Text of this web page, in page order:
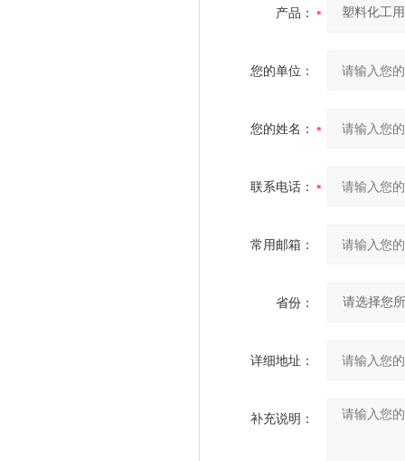
产品：
您的单位：
您的姓名：
联系电话：
常用邮箱：
省份：
详细地址：
补充说明：